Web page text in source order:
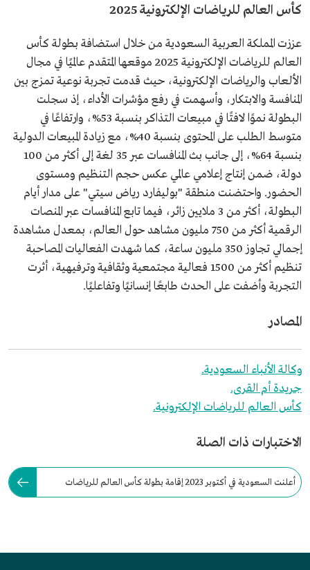
كأس العالم للرياضات الإلكترونية 2025
عززت المملكة العربية السعودية من خلال استضافة بطولة كأس
العالم للرياضات الإلكترونية 2025 موقعها المتقدم عالميًا في مجال
الألعاب والرياضات الإلكترونية، حيث قدمت تجربة نوعية تمزج بين
المنافسة والابتكار، وأسهمت في رفع مؤشرات الأداء، إذ سجلت
البطولة نموًا لافتًا في مبيعات التذاكر بنسبة 53%، وارتفاعًا في
متوسط الطلب على المحتوى بنسبة 40%، مع زيادة المبيعات الدولية
بنسبة 64%، إلى جانب بث المنافسات عبر 35 لغة إلى أكثر من 100
دولة، ضمن إنتاج إعلامي عالمي عكس حجم التنظيم ومستوى
الحضور. واحتضنت منطقة "بوليفارد رياض سيتي" على مدار أيام
البطولة، أكثر من 3 ملايين زائر، فيما تابع المنافسات عبر المنصات
الرقمية أكثر من 750 مليون مشاهد حول العالم، بمعدل مشاهدة
إجمالي تجاوز 350 مليون ساعة، كما شهدت الفعاليات المصاحبة
تنظيم أكثر من 1500 فعالية مجتمعية وثقافية وترفيهية، أثرت
التجربة وأضفت على الحدث طابعًا إنسانيًا وتفاعليًا.
المصادر
وكالة الأنباء السعودية.
جريدة أم القرى.
كأس العالم للرياضات الإلكترونية.
الاختبارات ذات الصلة
أعلنت السعودية في أكتوبر 2023 إقامة بطولة كأس العالم للرياضات